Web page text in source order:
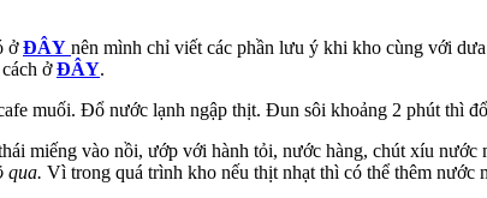
ởĐÂY nên mình chỉ viết các phần lưu ý khi kho cùng với
ởĐÂY.
muối. Đổ nước lạnh ngập thịt. Đun sôi khoảng 2 phút thì
miếng vào nồi, ướp với hành tỏi, nước hàng, chút xíu
qua. Vì trong quá trình kho nếu thịt nhạt thì có thể thêm nước